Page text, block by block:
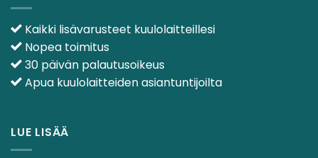
Kaikki lisävarusteet kuulolaitteillesi
Nopea toimitus
30 päivän palautusoikeus
Apua kuulolaitteiden asiantuntijoilta
LUE LISÄÄ